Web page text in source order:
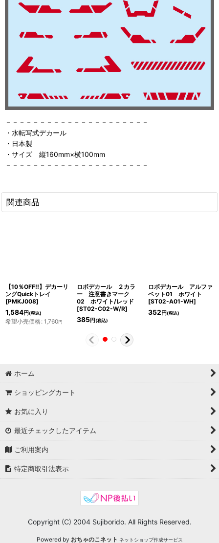
－－－－－－－－－－－－－－－－－－－－－
・水転写式デカール
・日本製
・サイズ 縦160mm×横100mm
－－－－－－－－－－－－－－－－－－－－－
関連商品
【10％OFF!!】デカーリ
ングQuickトレイ
[PMKJ008]
1,584円(税込)
希望小売価格: 1,760円
ロボデカール ２カラ
ー 注意書きマーク
02 ホワイト/レッド
[ST02-C02-W/R]
385円(税込)
ロボデカール アルファ
ベット01 ホワイト
[ST02-A01-WH]
352 円(税込)
ホーム
ショッピングカート
お気に入り
最近チェックしたアイテム
ご利用案内
特定商取引法表示
Copyright (C) 2004 Sujiborido. All Rights Reserved.
Powered by おちゃのこネット ネットショップ作成サービス